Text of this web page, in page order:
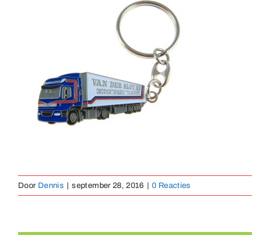
Magnete
Kontakt
Door Dennis | september 28, 2016 | 0 Reacties